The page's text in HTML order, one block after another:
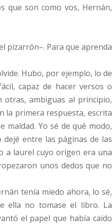
que son como vos, Hernán,
pizarrón–. Para que aprenda
Hubo, por ejemplo, lo de
capaz de hacer versos o
otras, ambiguas al principio,
la primera respuesta, escrita
Yo sé de qué modo,
entre las páginas de las
a laurel cuyo origen era una
unos dedos que no
tenía miedo ahora, lo sé,
ella no tomase el libro. La
el papel que había caído